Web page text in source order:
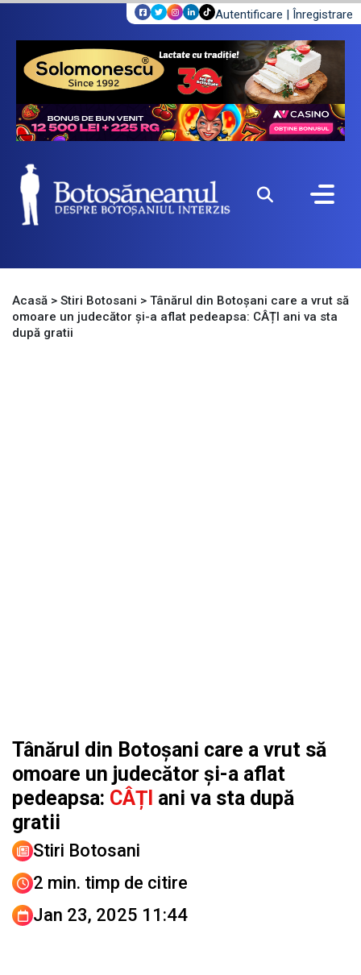
Autentificare | Înregistrare
Acasă > Stiri Botosani > Tânărul din Botoșani care a vrut să
omoare un judecător și-a aflat pedeapsa: CÂȚI ani va sta
după gratii
Tânărul din Botoșani care a vrut să
omoare un judecător și-a aflat
pedeapsa: CÂȚI ani va sta după
gratii
Stiri Botosani
2 min. timp de citire
Jan 23, 2025 11:44